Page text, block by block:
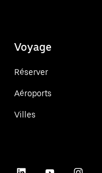
Voyage
Réserver
Aéroports
Villes